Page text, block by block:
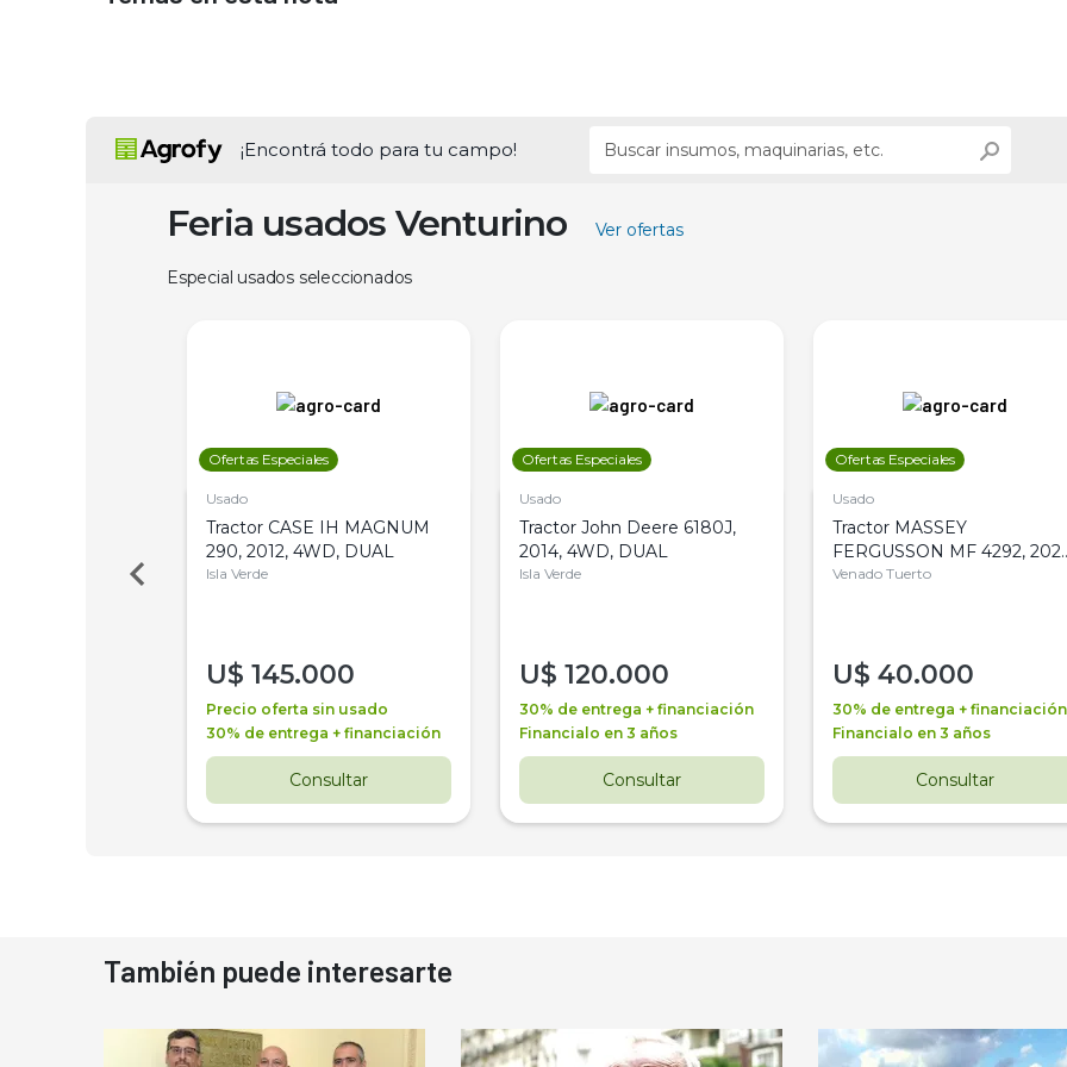
¡Encontrá todo para tu campo!
Feria usados Venturino Ver ofertas
Especial usados seleccionados
Ofertas Especiales
Usado
Tractor CASE IH MAGNUM
290, 2012, 4WD, DUAL
Isla Verde
U$ 145.000
Precio oferta sin usado
30% de entrega + financiación
Consultar
Ofertas Especiales
Usado
Tractor John Deere 6180J,
2014, 4WD, DUAL
Isla Verde
U$ 120.000
30% de entrega + financiación
Financialo en 3 años
Consultar
Ofertas Especiales
Usado
Tractor MASSEY
FERGUSSON MF 4292,
4WD, PATON
Venado Tuerto
U$ 40.000
30% de entrega + financiación
Financialo en 3 años
Consultar
También puede interesarte